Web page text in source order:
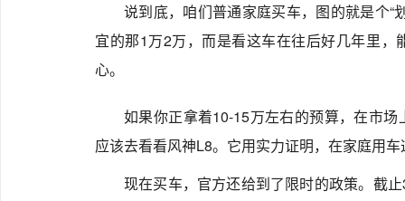
说到底，咱们普通家庭买车，图的就是个“
宜的那1万2万，而是看这车在往后好几年里
心。
如果你正拿着10-15万左右的预算，在市
应该去看看风神L8。它用实力证明，在家庭用
现在买车，官方还给到了限时的政策。截